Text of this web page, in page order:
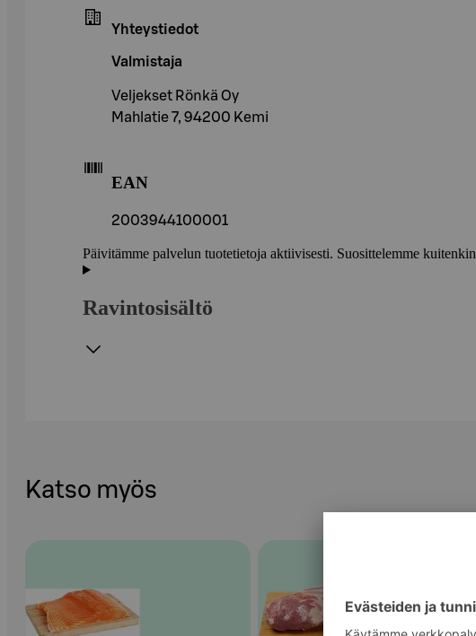
Yhteystiedot
Valmistaja
Veljekset Rönkä Oy
Mahlatie 7, 94200 Kemi
EAN
2003944100001
Päivitämme palvelun tuotetietoja aktiivisesti. Suosittelemme
Ravintosisältö
Katso myös